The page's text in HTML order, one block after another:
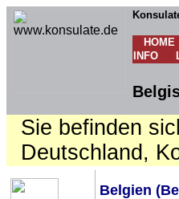
HOME
INFO
Sie befinden
Deutschland,
Belgien